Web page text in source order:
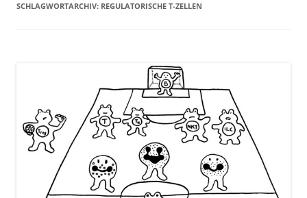
SCHLAGWORTARCHIV: REGULATORISCHE T-ZELLEN